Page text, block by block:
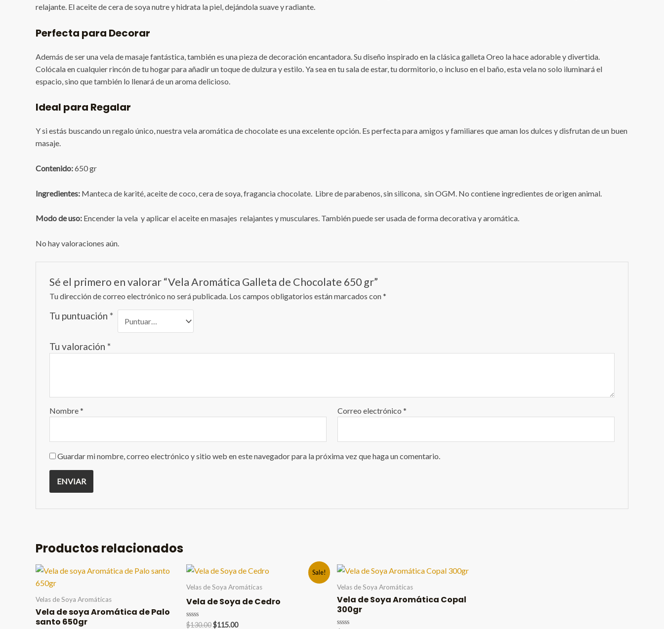
relajante. El aceite de cera de soya nutre y hidrata la piel, dejándola suave y radiante.
Perfecta para Decorar
Además de ser una vela de masaje fantástica, también es una pieza de decoración encantadora. Su diseño inspirado en la clásica galleta Oreo la hace adorable y divertida.
Colócala en cualquier rincón de tu hogar para añadir un toque de dulzura y estilo. Ya sea en tu sala de estar, tu dormitorio, o incluso en el baño, esta vela no solo iluminará el
espacio, sino que también lo llenará de un aroma delicioso.
Ideal para Regalar
Y si estás buscando un regalo único, nuestra vela aromática de chocolate es una excelente opción. Es perfecta para amigos y familiares que aman los dulces y disfrutan de un buen
masaje.
Contenido:650 gr
Ingredientes: Manteca de karité, aceite de coco, cera de soya, fragancia chocolate. Libre de parabenos, sin silicona, sin OGM. No contiene ingredientes de origen animal.
Modo de uso: Encender la vela y aplicar el aceite en masajes relajantes y musculares. También puede ser usada de forma decorativa y aromática.
No hay valoraciones aún.
Sé el primero en valorar “Vela Aromática Galleta de Chocolate 650 gr”
Tu dirección de correo electrónico no será publicada. Los campos obligatorios están marcados con*
Tu puntuación *
Tu valoración *
Nombre* Correo electrónico*
Guardar mi nombre, correo electrónico y sitio web en este navegador para la próxima vez que haga un comentario.
Productos relacionados
Velas de Soya Aromáticas
Vela de soya Aromática de Palo
santo 650gr
Sale!
Velas de Soya Aromáticas
Vela de Soya de Cedro
Valorado
$130.00Original
$115.00Current
Velas de Soya Aromáticas
Vela de Soya Aromática Copal
300gr